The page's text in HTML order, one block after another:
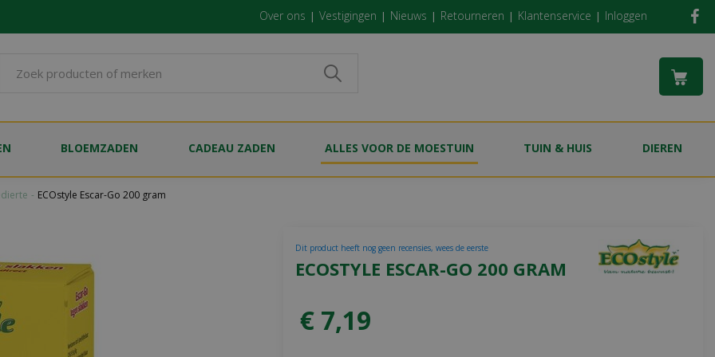
ECOstyle Escar-Go 200 gram
Over ons Vestigingen Nieuws Retourneren Klantenservice Inloggen
BLOEMZADEN CADEAU ZADEN ALLES VOOR DE MOESTUIN TUIN & HUIS DIEREN
ECOSTYLE ESCAR-GO 200 GRAM
Dit product heeft nog geen recensies, wees de eerste
€ 7,19